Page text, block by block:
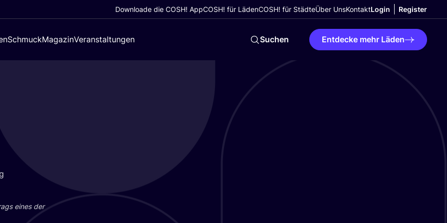
Downloade die COSH! AppCOSH! für LädenCOSH! für StädteÜber UnsKontaktLogin Register
SchmuckMagazinVeranstaltungen Suchen Entdecke mehr Läden
eines der